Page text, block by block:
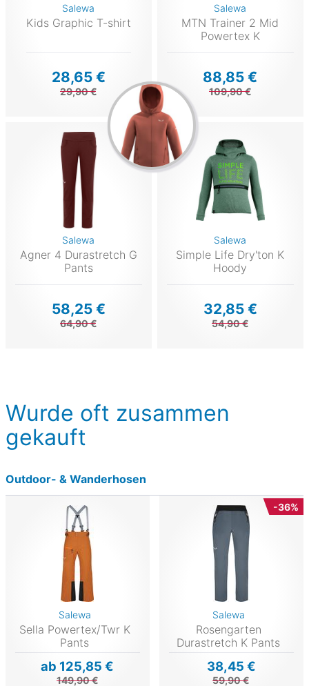
Salewa
Kids Graphic T-shirt
28,65 €
29,90 €
Salewa
MTN Trainer 2 Mid
Powertex K
88,85 €
109,90 €
Salewa
Agner 4 Durastretch G
Pants
58,25 €
64,90 €
Salewa
Simple Life Dry'ton K
Hoody
32,85 €
54,90 €
Wurde oft zusammen
gekauft
Outdoor- & Wanderhosen
Salewa
Sella Powertex/Twr K
Pants
ab 125,85 €
149,90 €
-36%
Salewa
Rosengarten
Durastretch K Pants
38,45 €
59,90 €